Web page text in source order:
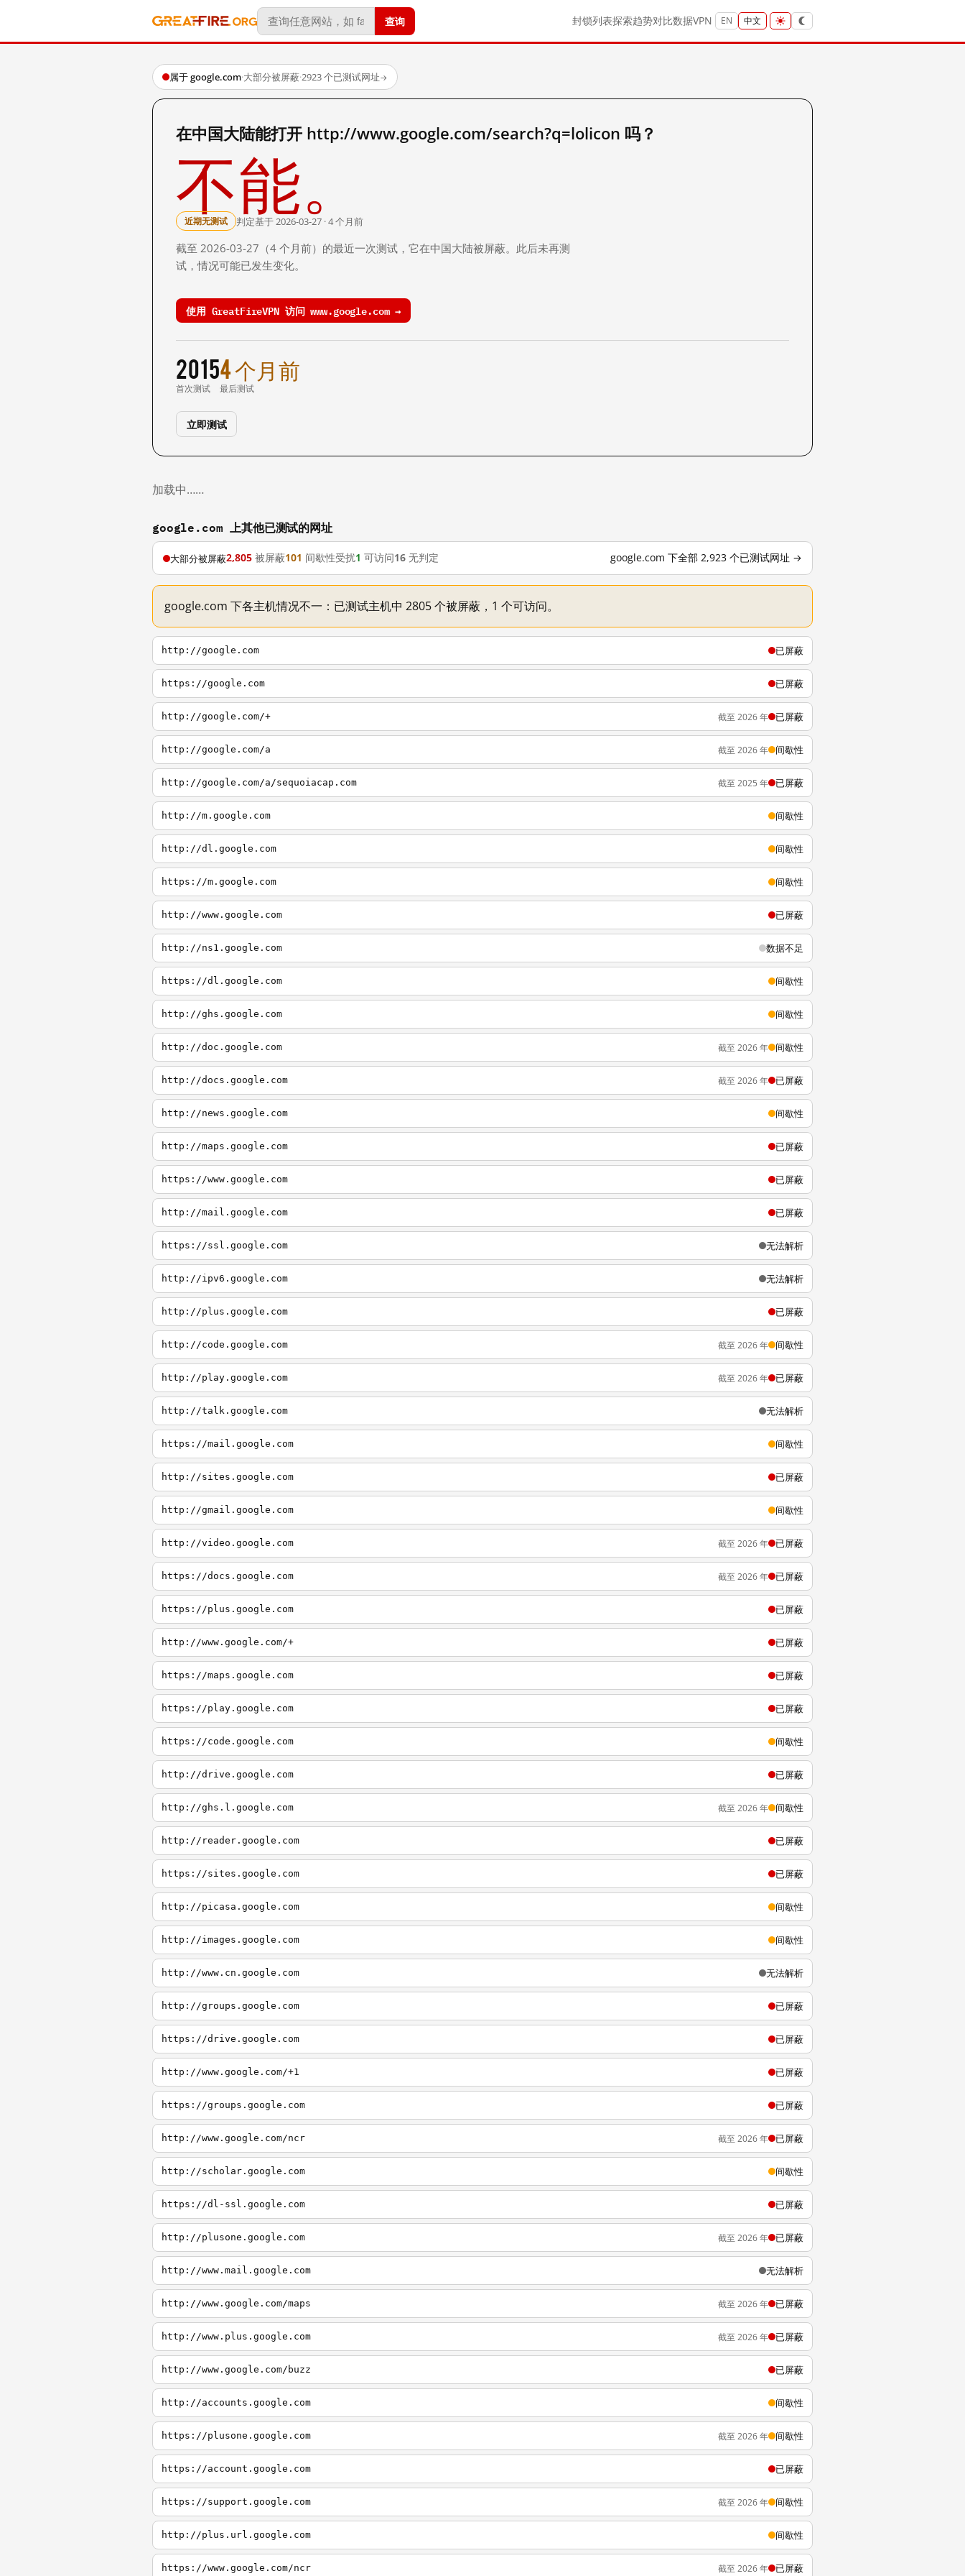
查询 封锁列表探索趋势对比数据VPN EN 中文
属于 google.com·大部分被屏蔽·2923 个已测试网址→
在中国大陆能打开 http://www.google.com/search?q=lolicon 吗？
不能。
近期无测试 判定基于 2026-03-27 · 4 个月前
截至 2026-03-27（4 个月前）的最近一次测试，它在中国大陆被屏蔽。此后未再测
试，情况可能已发生变化。
使用 GreatFireVPN 访问 www.google.com →
2015
首次测试
4 个月前
最后测试
立即测试
加载中……
google.com 上其他已测试的网址
大部分被屏蔽2,805 被屏蔽101 间歇性受扰1 可访问16 无判定 google.com 下全部 2,923 个已测试网址 →
google.com 下各主机情况不一：已测试主机中 2805 个被屏蔽，1 个可访问。
http://google.com 已屏蔽
https://google.com 已屏蔽
http://google.com/+ 截至 2026 年 已屏蔽
http://google.com/a 截至 2026 年 间歇性
http://google.com/a/sequoiacap.com 截至 2025 年 已屏蔽
http://m.google.com 间歇性
http://dl.google.com 间歇性
https://m.google.com 间歇性
http://www.google.com 已屏蔽
http://ns1.google.com 数据不足
https://dl.google.com 间歇性
http://ghs.google.com 间歇性
http://doc.google.com 截至 2026 年 间歇性
http://docs.google.com 截至 2026 年 已屏蔽
http://news.google.com 间歇性
http://maps.google.com 已屏蔽
https://www.google.com 已屏蔽
http://mail.google.com 已屏蔽
https://ssl.google.com 无法解析
http://ipv6.google.com 无法解析
http://plus.google.com 已屏蔽
http://code.google.com 截至 2026 年 间歇性
http://play.google.com 截至 2026 年 已屏蔽
http://talk.google.com 无法解析
https://mail.google.com 间歇性
http://sites.google.com 已屏蔽
http://gmail.google.com 间歇性
http://video.google.com 截至 2026 年 已屏蔽
https://docs.google.com 截至 2026 年 已屏蔽
https://plus.google.com 已屏蔽
http://www.google.com/+ 已屏蔽
https://maps.google.com 已屏蔽
https://play.google.com 已屏蔽
https://code.google.com 间歇性
http://drive.google.com 已屏蔽
http://ghs.l.google.com 截至 2026 年 间歇性
http://reader.google.com 已屏蔽
https://sites.google.com 已屏蔽
http://picasa.google.com 间歇性
http://images.google.com 间歇性
http://www.cn.google.com 无法解析
http://groups.google.com 已屏蔽
https://drive.google.com 已屏蔽
http://www.google.com/+1 已屏蔽
https://groups.google.com 已屏蔽
http://www.google.com/ncr 截至 2026 年 已屏蔽
http://scholar.google.com 间歇性
https://dl-ssl.google.com 已屏蔽
http://plusone.google.com 截至 2026 年 已屏蔽
http://www.mail.google.com 无法解析
http://www.google.com/maps 截至 2026 年 已屏蔽
http://www.plus.google.com 截至 2026 年 已屏蔽
http://www.google.com/buzz 已屏蔽
http://accounts.google.com 间歇性
https://plusone.google.com 截至 2026 年 间歇性
https://account.google.com 已屏蔽
https://support.google.com 截至 2026 年 间歇性
http://plus.url.google.com 间歇性
https://www.google.com/ncr 截至 2026 年 已屏蔽